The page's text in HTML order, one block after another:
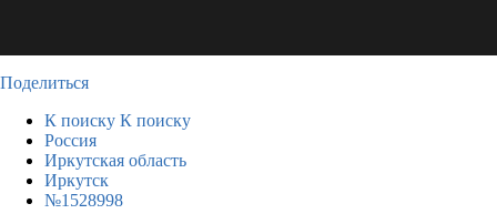
Поделиться
К поиску К поиску
Россия
Иркутская область
Иркутск
№1528998